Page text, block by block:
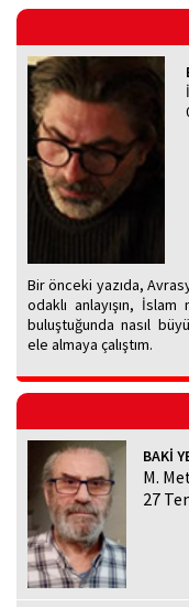
Bir önceki yazıda,
odaklı anlayışın,
buluştuğunda nasıl
ele almaya çalıştım.
BAKİ
M.
27